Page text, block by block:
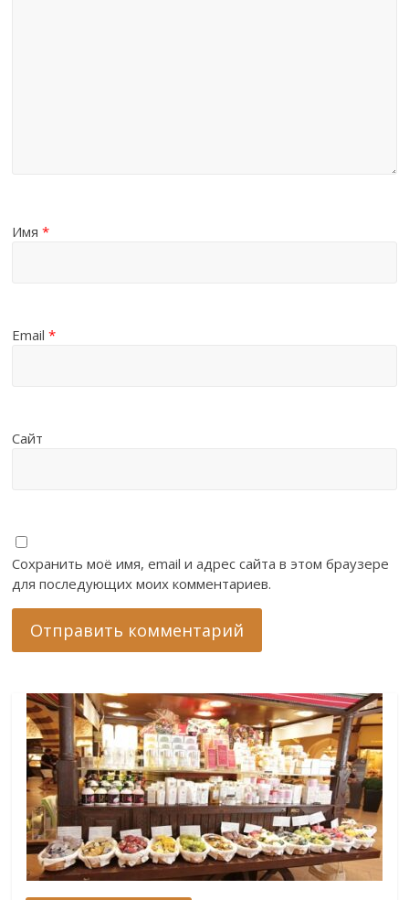
Имя*
Email*
Сайт
Сохранить моё имя, email и адрес сайта в этом браузере
для последующих моих комментариев.